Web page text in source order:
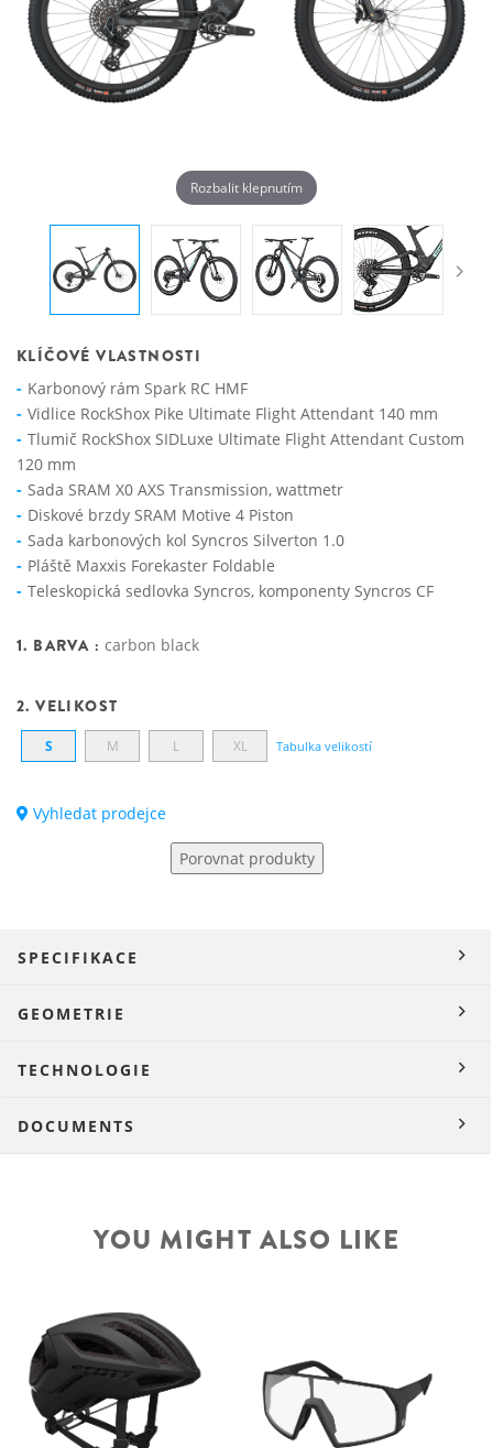
Rozbalit klepnutím
KLÍČOVÉ VLASTNOSTI
Karbonový rám Spark RC HMF
Vidlice RockShox Pike Ultimate Flight Attendant 140 mm
Tlumič RockShox SIDLuxe Ultimate Flight Attendant Custom
120 mm
Sada SRAM X0 AXS Transmission, wattmetr
Diskové brzdy SRAM Motive 4 Piston
Sada karbonových kol Syncros Silverton 1.0
Pláště Maxxis Forekaster Foldable
Teleskopická sedlovka Syncros, komponenty Syncros CF
1. BARVA : carbon black
2. VELIKOST
S M L XL Tabulka velikostí
Vyhledat prodejce
Porovnat produkty
SPECIFIKACE
GEOMETRIE
TECHNOLOGIE
DOCUMENTS
YOU MIGHT ALSO LIKE